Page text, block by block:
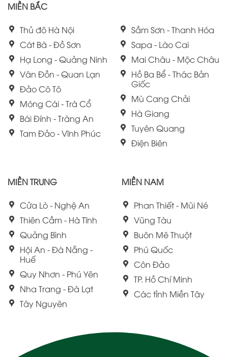
MIỀN BẮC
Thủ đô Hà Nội
Cát Bà - Đồ Sơn
Hạ Long - Quảng Ninh
Vân Đồn - Quan Lạn
Đảo Cô Tô
Móng Cái - Trà Cổ
Bái Đính - Tràng An
Tam Đảo - Vĩnh Phúc
Sầm Sơn - Thanh Hóa
Sapa - Lào Cai
Mai Châu - Mộc Châu
Hồ Ba Bể - Thác Bản
Giốc
Mù Cang Chải
Hà Giang
Tuyên Quang
Điện Biên
MIỀN TRUNG
Cửa Lò - Nghệ An
Thiên Cầm - Hà Tĩnh
Quảng Bình
Hội An - Đà Nẵng -
Huế
Quy Nhơn - Phú Yên
Nha Trang - Đà Lạt
Tây Nguyên
MIỀN NAM
Phan Thiết - Mũi Né
Vũng Tàu
Buôn Mê Thuột
Phú Quốc
Côn Đảo
TP. Hồ Chí Minh
Các tỉnh Miền Tây